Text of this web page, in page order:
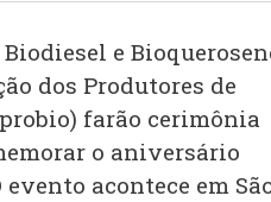
e
dos Produtores de
farão cerimônia
o aniversário
acontece em